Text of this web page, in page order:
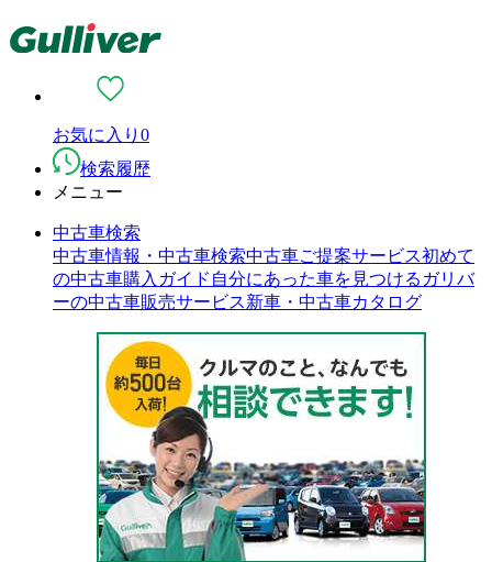
お気に入り 0
検索履歴
メニュー
中古車検索
中古車情報・中古車検索中古車ご提案サービス初めて
の中古車購入ガイド 自分にあった車を見つける ガリバ
ーの中古車販売サービス新車・中古車カタログ